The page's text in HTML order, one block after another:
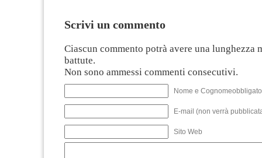
Scrivi un commento
Ciascun commento potrà avere una lunghezza
battute.
Non sono ammessi commenti consecutivi.
Nome e
E-mail (non verrà
Sito Web